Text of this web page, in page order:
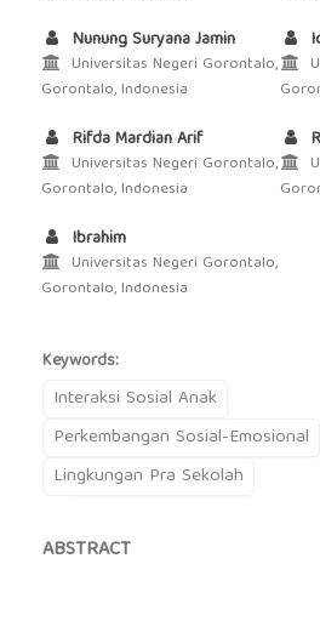
Nunung Suryana Jamin
Universitas Negeri Gorontalo,
Gorontalo, Indonesia
Rifda Mardian Arif
Universitas Negeri Gorontalo,
Gorontalo, Indonesia
Ibrahim
Universitas Negeri Gorontalo,
Gorontalo, Indonesia
Keywords:
Interaksi Sosial Anak
Perkembangan Sosial-Emosional
Lingkungan Pra Sekolah
ABSTRACT